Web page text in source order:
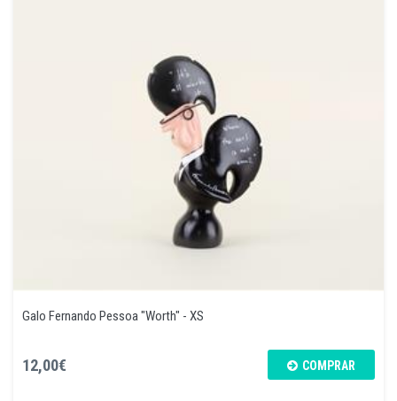
Galo Fernando Pessoa "Worth" - XS
12,00€ COMPRAR